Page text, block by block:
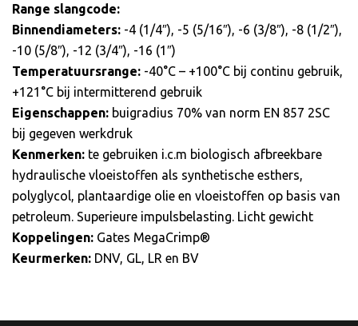
Range slangcode:
Binnendiameters: -4 (1/4″), -5 (5/16″), -6 (3/8″), -8 (1/2″),
-10 (5/8″), -12 (3/4″), -16 (1″)
Temperatuursrange: -40°C – +100°C bij continu gebruik,
+121°C bij intermitterend gebruik
Eigenschappen: buigradius 70% van norm EN 857 2SC
bij gegeven werkdruk
Kenmerken: te gebruiken i.c.m biologisch afbreekbare
hydraulische vloeistoffen als synthetische esthers,
polyglycol, plantaardige olie en vloeistoffen op basis van
petroleum. Superieure impulsbelasting. Licht gewicht
Koppelingen: Gates MegaCrimp®
Keurmerken: DNV, GL, LR en BV